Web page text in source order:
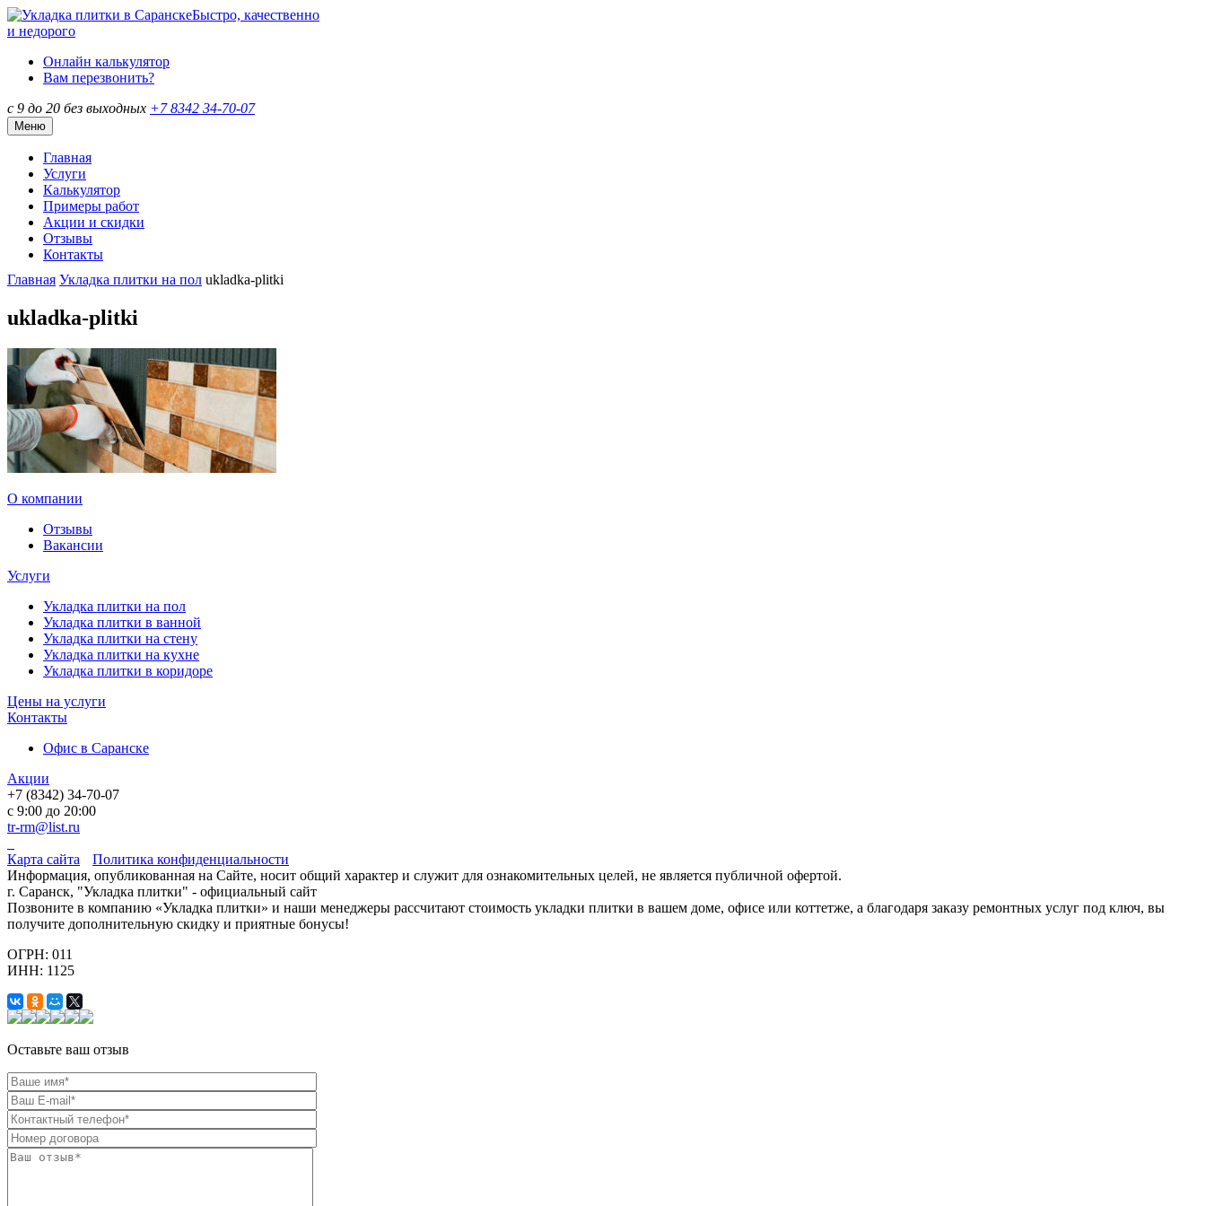
Быстро, качественно
и недорого
Онлайн калькулятор
Вам перезвонить?
с 9 до 20 без выходных +7 8342 34-70-07
Меню
Главная
Услуги
Калькулятор
Примеры работ
Акции и скидки
Отзывы
Контакты
Главная Укладка плитки на пол ukladka-plitki
ukladka-plitki
О компании
Отзывы
Вакансии
Услуги
Укладка плитки на пол
Укладка плитки в ванной
Укладка плитки на стену
Укладка плитки на кухне
Укладка плитки в коридоре
Цены на услуги
Контакты
Офис в Саранске
Акции
+7 (8342) 34-70-07
с 9:00 до 20:00
tr-rm@list.ru
Карта сайта
Политика конфиденциальности
Информация, опубликованная на Сайте, носит общий характер и служит для ознакомительных целей, не является публичной офертой.
г. Саранск, "Укладка плитки" - официальный сайт
Позвоните в компанию «Укладка плитки» и наши менеджеры рассчитают стоимость укладки плитки в вашем доме, офисе или коттетже, а благодаря заказу ремонтных услуг под ключ, вы
получите дополнительную скидку и приятные бонусы!
ОГРН: 011
ИНН: 1125
Оставьте ваш отзыв